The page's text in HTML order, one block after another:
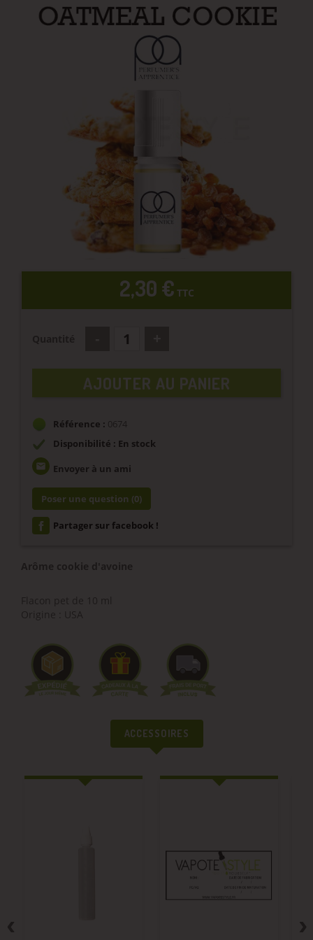
2,30 € TTC
AJOUTER AU PANIER
Référence :
0674
Disponibilité : En stock
email Envoyer à un ami
Poser une question (0)
Partager sur facebook !
Arôme cookie d'avoine
Flacon pet de 10 ml
Origine : USA
ACCESSOIRES